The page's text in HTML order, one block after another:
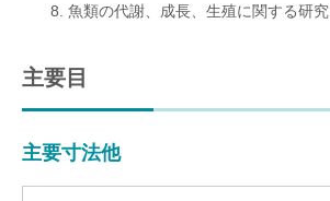
魚類の代謝、成長、生殖に関する研究
主要目
主要寸法他